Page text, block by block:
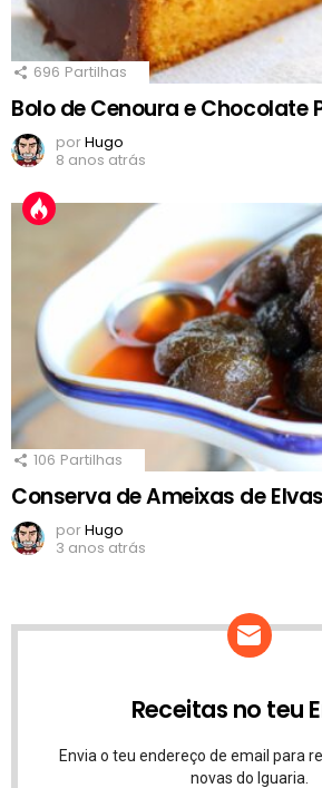
696 Partilhas
Bolo de Cenoura e Chocolate
porHugo
8 anos atrás
106 Partilhas
Conserva de Ameixas de Elvas
porHugo
3 anos atrás
Receitas no teu
Envia o teu endereço de email para
novas do Iguaria.